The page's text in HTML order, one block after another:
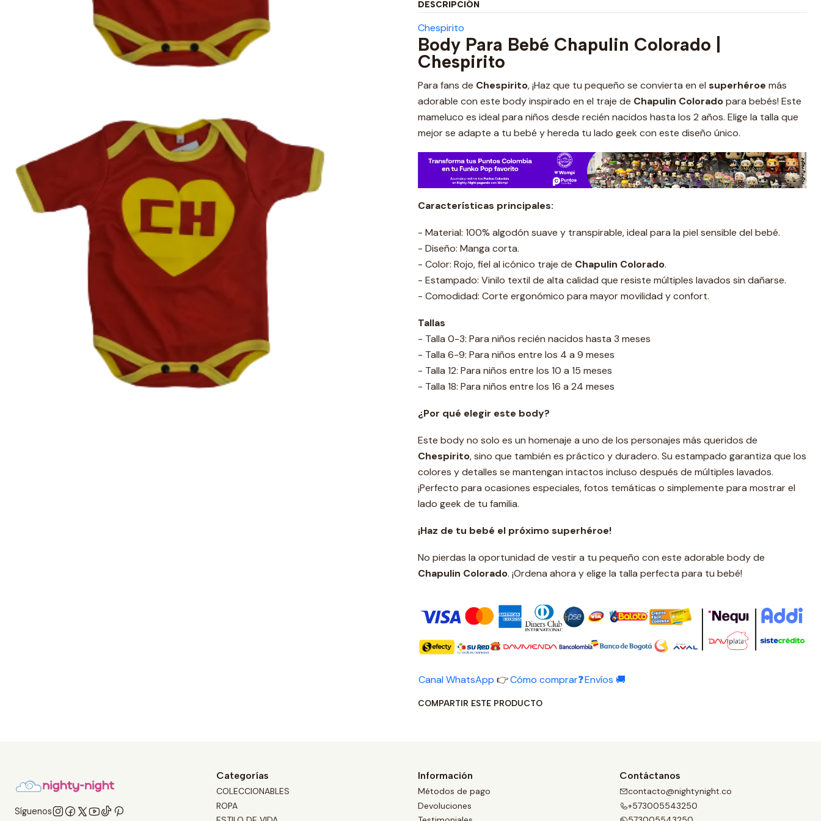
DESCRIPCIÓN
Chespirito
Body Para Bebé Chapulin Colorado |
Chespirito
Para fans de Chespirito, ¡Haz que tu pequeño se convierta en el superhéroe más
adorable con este body inspirado en el traje de Chapulin Coloradopara bebés! Este
mameluco es ideal para niños desde recién nacidos hasta los 2 años. Elige la talla que
mejor se adapte a tu bebé y hereda tu lado geek con este diseño único.
Características principales:
- Material: 100% algodón suave y transpirable, ideal para la piel sensible del bebé.
- Diseño: Manga corta.
- Color: Rojo, fiel al icónico traje de Chapulin Colorado.
- Estampado: Vinilo textil de alta calidad que resiste múltiples lavados sin dañarse.
- Comodidad: Corte ergonómico para mayor movilidad y confort.
Tallas
- Talla 0-3: Para niños recién nacidos hasta 3 meses
- Talla 6-9: Para niños entre los 4 a 9 meses
- Talla 12: Para niños entre los 10 a 15 meses
- Talla 18: Para niños entre los 16 a 24 meses
¿Por qué elegir este body?
Este body no solo es un homenaje a uno de los personajes más queridos de
Chespirito, sino que también es práctico y duradero. Su estampado garantiza que los
colores y detalles se mantengan intactos incluso después de múltiples lavados.
¡Perfecto para ocasiones especiales, fotos temáticas o simplemente para mostrar el
lado geek de tu familia.
¡Haz de tu bebé el próximo superhéroe!
No pierdas la oportunidad de vestir a tu pequeño con este adorable body de
Chapulin Colorado. ¡Ordena ahora y elige la talla perfecta para tu bebé!
Canal WhatsApp 👉Cómo comprar❓Envíos 🚚
COMPARTIR ESTE PRODUCTO
Síguenos
Categorías
COLECCIONABLES
ROPA
Información
Métodos de pago
Devoluciones
Contáctanos
contacto@nightynight.co
+573005543250